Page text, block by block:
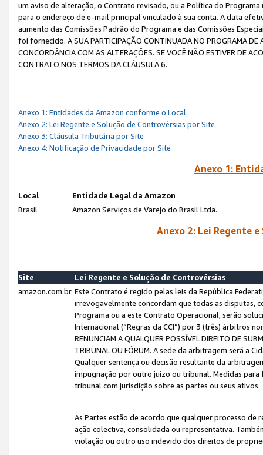
um aviso de alteração, o Contrato revisado, ou a Política do
para o endereço de e-mail principal vinculado à sua conta. A data
aumento das Comissões Padrão do Programa e das Comissões
foi fornecido. A SUA PARTICIPAÇÃO CONTINUADA NO PROGRAMA DE
CONCORDÂNCIA COM AS ALTERAÇÕES. SE VOCÊ NÃO ESTIVER DE
CONTRATO NOS TERMOS DA CLÁUSULA 6.
Anexo 1: Entidades da Amazon conforme o Local
Anexo 2: Lei Regente e Solução de Controvérsias por Site
Anexo 3: Cláusula Tributária por Site
Anexo 4: Notificação de Privacidade por Site
Anexo 1:
Local
Entidade Legal da Amazon
Brasil
Amazon Serviços de Varejo do Brasil Ltda.
Anexo 2: Lei Regente
Site
Lei Regente e Solução de Controvérsias
amazon.com.br Este Contrato é regido pelas leis da República
irrevogavelmente concordam que todas as disputas,
Programa ou a este Contrato Operacional, serão
Internacional (“Regras da CCI”) por 3 (três) árbitros
RENUNCIAM A QUALQUER POSSÍVEL DIREITO DE
TRIBUNAL OU FÓRUM. A sede da arbitragem será a
Qualquer sentença ou decisão resultante da
impugnação por outro juízo ou tribunal. Medidas
tribunal com jurisdição sobre as partes ou seus ativos.
As Partes estão de acordo que qualquer processo
ação colectiva, consolidada ou representativa.
violação ou outro uso indevido dos direitos de